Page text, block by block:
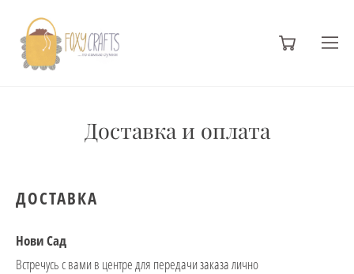
Доставка и оплата
ДОСТАВКА
Нови Сад
Встречусь с вами в центре для передачи заказа лично